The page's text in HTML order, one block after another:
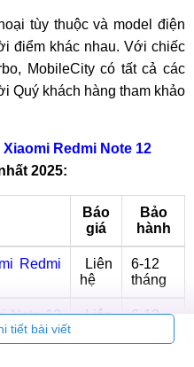
tùy thuộc và model điện
điểm khác nhau. Với chiếc
MobileCity có tất cả các
Quý khách hàng tham khảo
Redmi Note 12
2025:
Báo
giá
Bảo
hành
Redmi
Liên
hệ
6-12
tháng
Note 12
Liên
6-12
tiết bài viết